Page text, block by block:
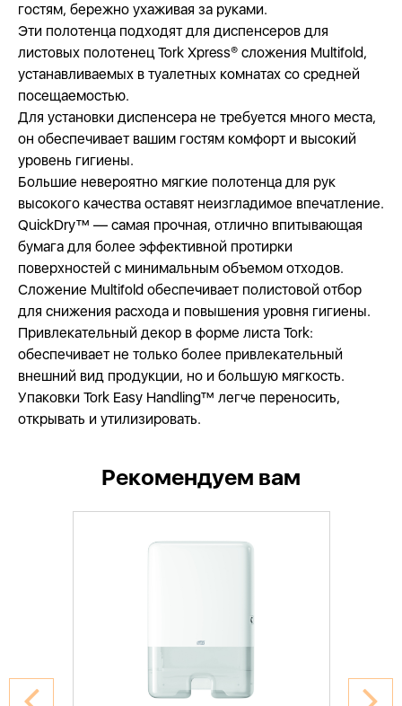
гостям, бережно ухаживая за руками.
Эти полотенца подходят для диспенсеров для
листовых полотенец Tork Xpress® сложения Multifold,
устанавливаемых в туалетных комнатах со средней
посещаемостью.
Для установки диспенсера не требуется много места,
он обеспечивает вашим гостям комфорт и высокий
уровень гигиены.
Большие невероятно мягкие полотенца для рук
высокого качества оставят неизгладимое впечатление.
QuickDry™ — самая прочная, отлично впитывающая
бумага для более эффективной протирки
поверхностей с минимальным объемом отходов.
Сложение Multifold обеспечивает полистовой отбор
для снижения расхода и повышения уровня гигиены.
Привлекательный декор в форме листа Tork:
обеспечивает не только более привлекательный
внешний вид продукции, но и большую мягкость.
Упаковки Tork Easy Handling™ легче переносить,
открывать и утилизировать.
Рекомендуем вам